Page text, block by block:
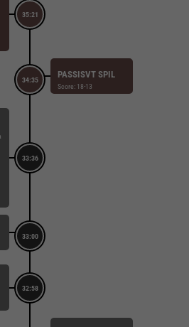
35:21
34:35
PASSISVT SPIL
Score: 18-13
33:36
33:00
32:58